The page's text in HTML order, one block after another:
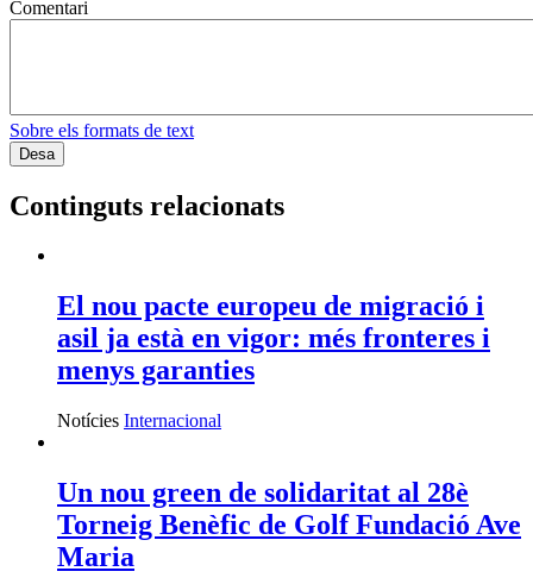
Comentari
Sobre els formats de text
Continguts relacionats
El nou pacte europeu de migració i
asil ja està en vigor: més fronteres i
menys garanties
Notícies Internacional
Un nou green de solidaritat al 28è
Torneig Benèfic de Golf Fundació Ave
Maria